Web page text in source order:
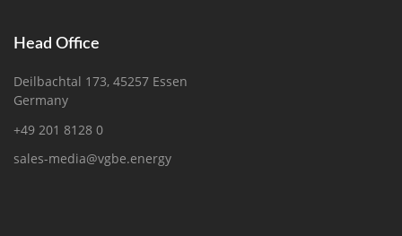
Head Office
Deilbachtal 173, 45257 Essen
Germany
+49 201 8128 0
sales-media@vgbe.energy